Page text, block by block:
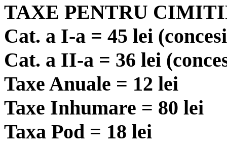
TAXE PENTRU
Cat. a I-a = 45 lei
Cat. a II-a = 36 lei
Taxe Anuale = 12 lei
Taxe Inhumare = 80 lei
Taxa Pod = 18 lei